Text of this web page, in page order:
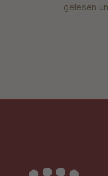
gelesen